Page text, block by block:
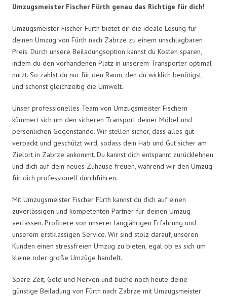
Umzugsmeister Fischer Fürth genau das Richtige für dich!
Umzugsmeister Fischer Fürth bietet dir die ideale Lösung für
deinen Umzug von Fürth nach Zabrze zu einem unschlagbaren
Preis. Durch unsere Beiladungsoption kannst du Kosten sparen,
indem du den vorhandenen Platz in unserem Transporter optimal
nutzt. So zahlst du nur für den Raum, den du wirklich benötigst,
und schonst gleichzeitig die Umwelt.
Unser professionelles Team von Umzugsmeister Fischern
kümmert sich um den sicheren Transport deiner Möbel und
persönlichen Gegenstände. Wir stellen sicher, dass alles gut
verpackt und geschützt wird, sodass dein Hab und Gut sicher am
Zielort in Zabrze ankommt. Du kannst dich entspannt zurücklehnen
und dich auf dein neues Zuhause freuen, während wir den Umzug
für dich professionell durchführen.
Mit Umzugsmeister Fischer Fürth kannst du dich auf einen
zuverlässigen und kompetenten Partner für deinen Umzug
verlassen. Profitiere von unserer langjährigen Erfahrung und
unserem erstklassigen Service. Wir sind stolz darauf, unseren
Kunden einen stressfreien Umzug zu bieten, egal ob es sich um
kleine oder große Umzüge handelt.
Spare Zeit, Geld und Nerven und buche noch heute deine
günstige Beiladung von Fürth nach Zabrze mit Umzugsmeister